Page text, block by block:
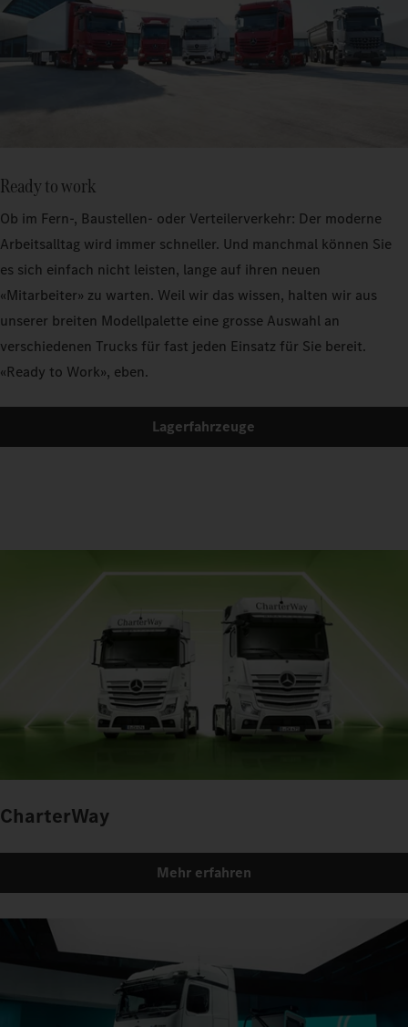
Ready to work
Ob im Fern-, Baustellen- oder Verteilerverkehr: Der moderne
Arbeitsalltag wird immer schneller. Und manchmal können Sie
es sich einfach nicht leisten, lange auf ihren neuen
«Mitarbeiter» zu warten. Weil wir das wissen, halten wir aus
unserer breiten Modellpalette eine grosse Auswahl an
verschiedenen Trucks für fast jeden Einsatz für Sie bereit.
«Ready to Work», eben.
Lagerfahrzeuge
CharterWay
Mehr erfahren